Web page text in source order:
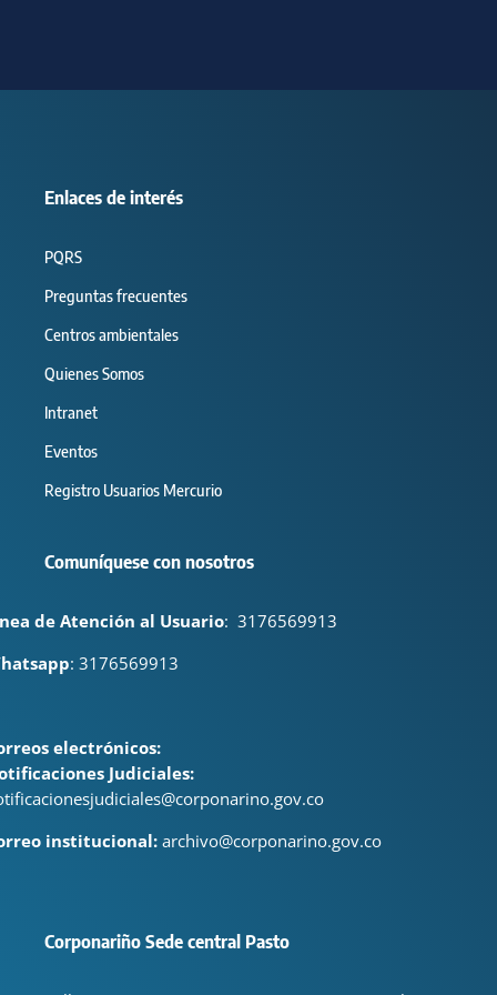
Enlaces de interés
PQRS
Preguntas frecuentes
Centros ambientales
Quienes Somos
Intranet
Eventos
Registro Usuarios Mercurio
Comuníquese con nosotros
de Atención al Usuario: 3176569913
: 3176569913
electrónicos:
Judiciales:
institucional: archivo@corponarino.gov.co
Corponariño Sede central Pasto